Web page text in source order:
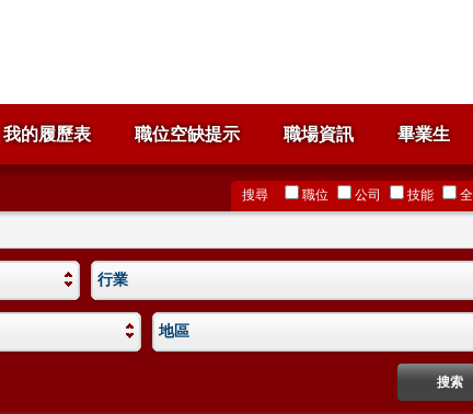
我的履歷表 職位空缺提示 職場資訊 畢業生
搜尋 職位 公司 技能
行業
地區